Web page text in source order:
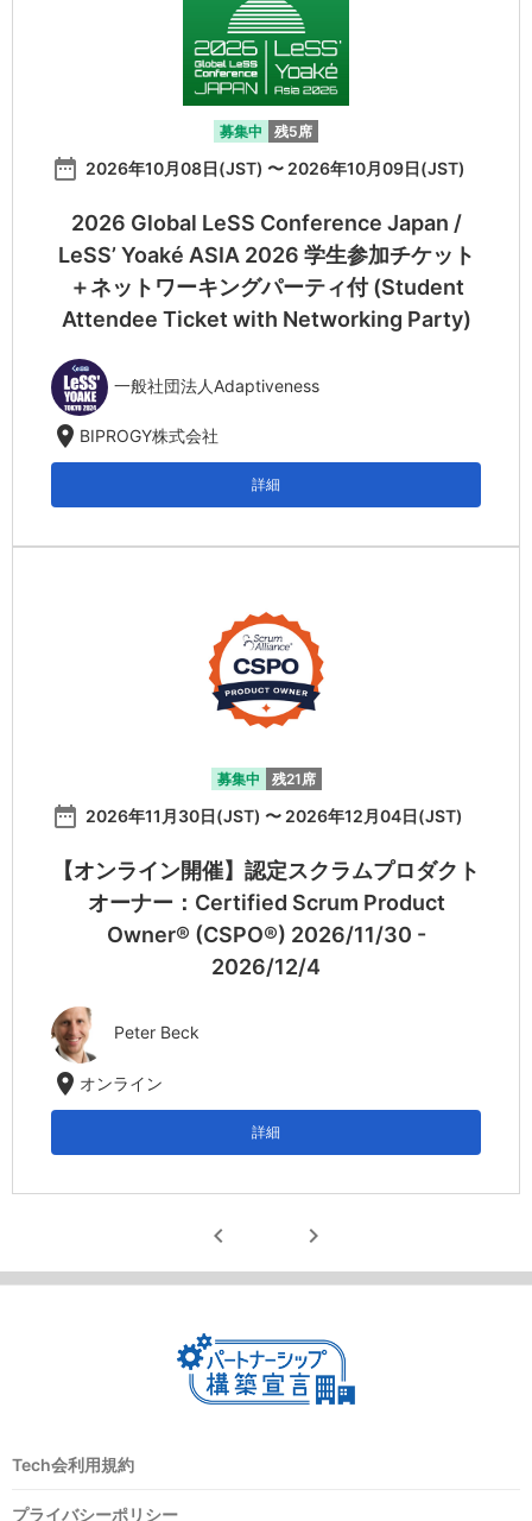
募集中 残5席
date_range 2026年10月08日(JST) 〜 2026年10月09日(JST)
2026 Global LeSS Conference Japan /
LeSS’ Yoaké ASIA 2026 学生参加チケット
＋ネットワーキングパーティ付 (Student
Attendee Ticket with Networking Party)
一般社団法人Adaptiveness
location_on BIPROGY株式会社
詳細
募集中 残21席
date_range 2026年11月30日(JST) 〜 2026年12月04日(JST)
【オンライン開催】認定スクラムプロダクト
オーナー：Certified Scrum Product
Owner® (CSPO®) 2026/11/30 -
2026/12/4
Peter Beck
location_on オンライン
詳細
chevron_left chevron_right
Tech会利用規約
プライバシーポリシー